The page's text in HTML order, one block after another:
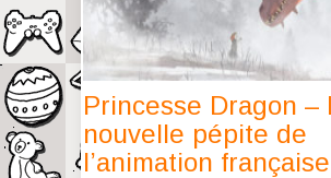
Princesse Dragon –
nouvelle pépite de
l’animation française